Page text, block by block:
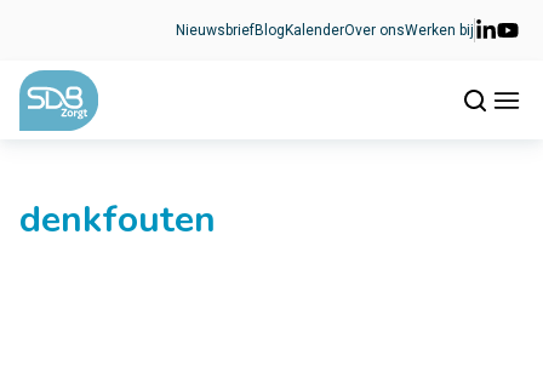
NieuwsbriefBlog KalenderOver onsWerken bij
denkfouten